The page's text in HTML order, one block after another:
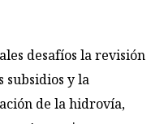
desafíos la revisión
subsidios y la
de la hidrovía,